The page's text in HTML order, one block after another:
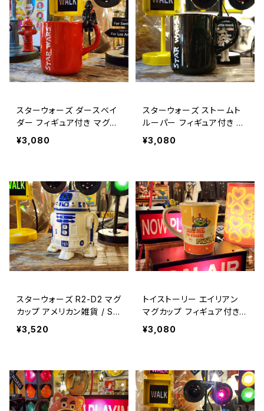
スターウォーズ ダースベイ
ダー フィギュア付き マグカ
ップ / STAR WARS DART
H VADER MUG【A1166】
¥3,080
スターウォーズ ストームト
ルーパー フィギュア付き マ
グカップ アメリカン雑貨 / S
TAR WARS STORM TRO
¥3,080
スターウォーズ R2-D2 マグ
カップ アメリカン雑貨 / ST
AR WARS R2-D2 MUG【B
319】
¥3,520
トイストーリー エイリアン
マグカップ フィギュア付き
アメリカン雑貨 ピクサー /
TOY STORY ALIEN MUG
¥3,080